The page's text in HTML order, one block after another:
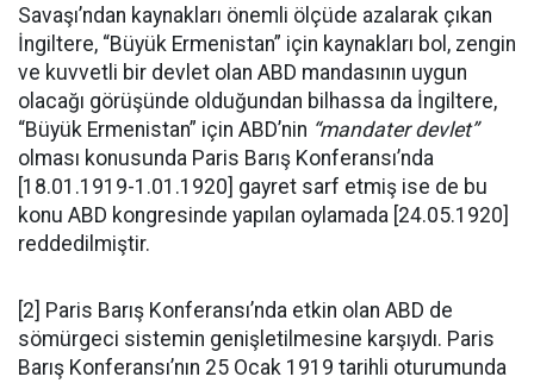
Savaşı’ndan kaynakları önemli ölçüde azalarak çıkan
İngiltere, “Büyük Ermenistan” için kaynakları bol, zengin
ve kuvvetli bir devlet olan ABD mandasının uygun
olacağı görüşünde olduğundan bilhassa da İngiltere,
“Büyük Ermenistan” için ABD’nin “mandater devlet”
olması konusunda Paris Barış Konferansı’nda
[18.01.1919-1.01.1920] gayret sarf etmiş ise de bu
konu ABD kongresinde yapılan oylamada [24.05.1920]
reddedilmiştir.
[2] Paris Barış Konferansı’nda etkin olan ABD de
sömürgeci sistemin genişletilmesine karşıydı. Paris
Barış Konferansı’nın 25 Ocak 1919 tarihli oturumunda